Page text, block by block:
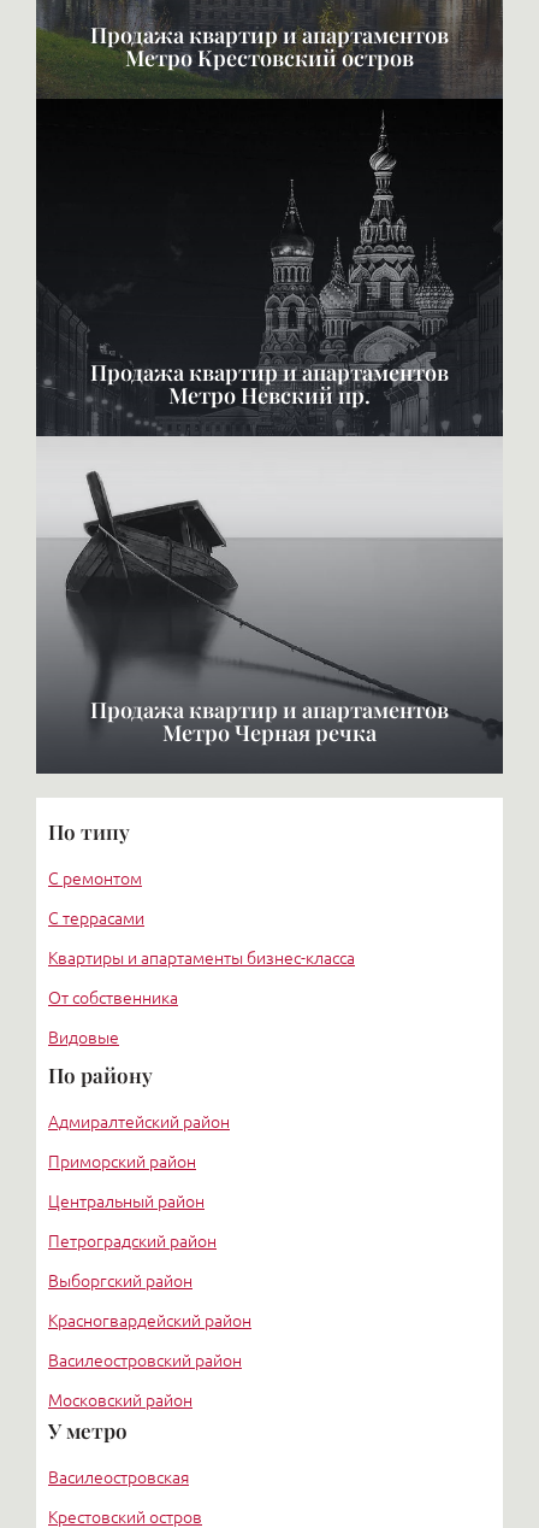
Продажа квартир и апартаментов
Метро Крестовский остров
Продажа квартир и апартаментов
Метро Невский пр.
Продажа квартир и апартаментов
Метро Черная речка
По типу
С ремонтом
С террасами
Квартиры и апартаменты бизнес-класса
От собственника
Видовые
По району
Адмиралтейский район
Приморский район
Центральный район
Петроградский район
Выборгский район
Красногвардейский район
Василеостровский район
Московский район
Курортный район
У метро
Василеостровская
Крестовский остров